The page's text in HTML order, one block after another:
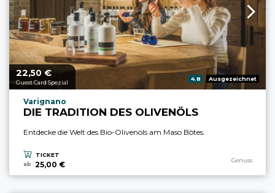
aria.price_from_prefix
22,50 €
Guest Card Spezial
aria.rating_prefix:
4.8 Ausgezeichnet
aria.experience_location_prefix
Varignano
DIE TRADITION DES OLIVENÖLS
Entdecke die Welt des Bio-Olivenöls am Maso Bòtes.
TICKET
ab
25,00 € Genuss